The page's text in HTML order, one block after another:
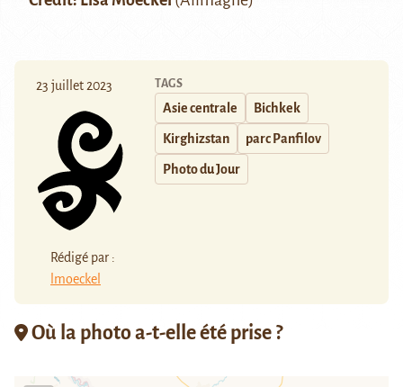
23 juillet 2023
Rédigé par :
lmoeckel
TAGS
Asie centrale Bichkek
Kirghizstan parc Panfilov
Photo du Jour
Où la photo a-t-elle été prise ?